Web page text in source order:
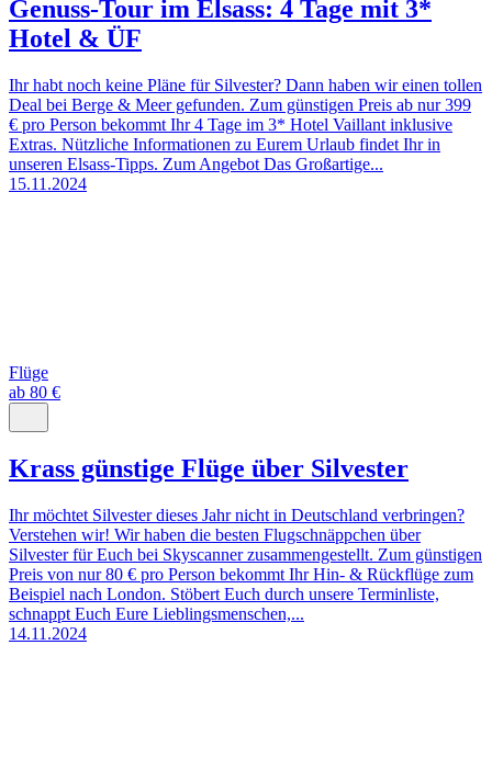
Genuss-Tour im Elsass: 4 Tage mit 3*
Hotel & ÜF
Ihr habt noch keine Pläne für Silvester? Dann haben wir einen tollen
Deal bei Berge & Meer gefunden. Zum günstigen Preis ab nur 399
€ pro Person bekommt Ihr 4 Tage im 3* Hotel Vaillant inklusive
Extras. Nützliche Informationen zu Eurem Urlaub findet Ihr in
unseren Elsass-Tipps. Zum Angebot Das Großartige...
15.11.2024
Flüge
ab 80 €
Krass günstige Flüge über Silvester
Ihr möchtet Silvester dieses Jahr nicht in Deutschland verbringen?
Verstehen wir! Wir haben die besten Flugschnäppchen über
Silvester für Euch bei Skyscanner zusammengestellt. Zum günstigen
Preis von nur 80 € pro Person bekommt Ihr Hin- & Rückflüge zum
Beispiel nach London. Stöbert Euch durch unsere Terminliste,
schnappt Euch Eure Lieblingsmenschen,...
14.11.2024